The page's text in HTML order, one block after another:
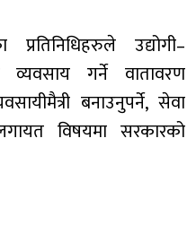
उद्योगी–
व्यवसाय गर्ने वातावरण
बनाउनुपर्ने, सेवा
विषयमा सरकारको